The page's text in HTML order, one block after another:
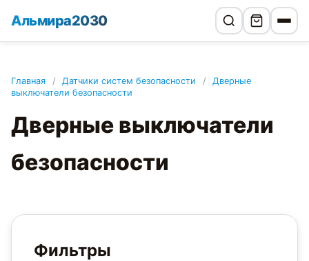
Альмира2030
Главная / Датчики систем безопасности /
Дверные
выключатели безопасности
Дверные выключатели
безопасности
Фильтры